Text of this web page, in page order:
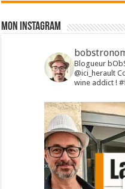
Mon Instagram
Blogueur
@ici_herault
wine addict !